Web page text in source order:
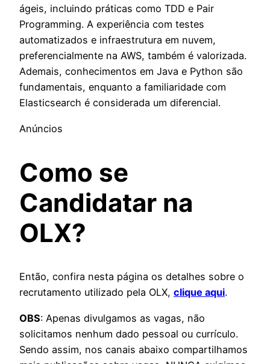
ágeis, incluindo práticas como TDD e Pair
Programming. A experiência com testes
automatizados e infraestrutura em nuvem,
preferencialmente na AWS, também é valorizada.
Ademais, conhecimentos em Java e Python são
fundamentais, enquanto a familiaridade com
Elasticsearch é considerada um diferencial.
Anúncios
Como se
Candidatar na
OLX?
Então, confira nesta página os detalhes sobre o
recrutamento utilizado pela OLX, clique aqui.
OBS: Apenas divulgamos as vagas, não
solicitamos nenhum dado pessoal ou currículo.
Sendo assim, nos canais abaixo compartilhamos